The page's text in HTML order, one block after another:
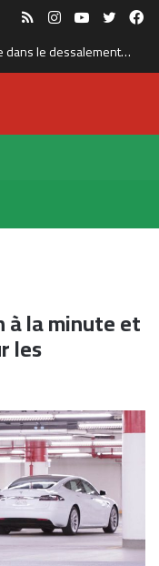
RSS InstagramYouTube
OCP accélère dans le dessalement : 410 millions de m³ d’eau par an
la minute et
les